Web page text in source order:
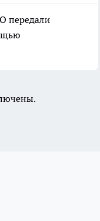
передали